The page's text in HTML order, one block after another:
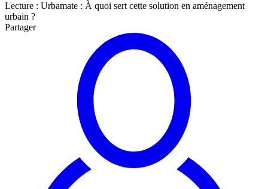
Lecture : Urbamate : À quoi sert cette solution en aménagement
urbain ?
Partager